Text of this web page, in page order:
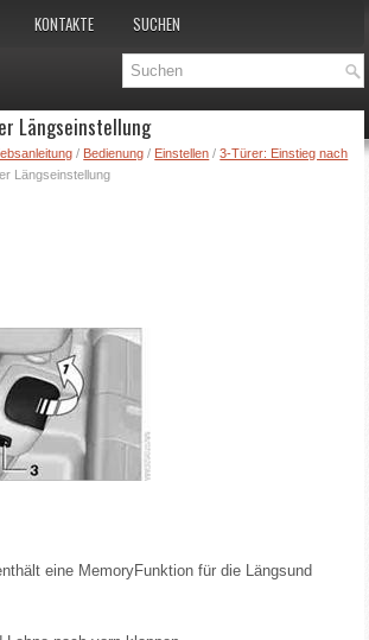
KONTAKTE SUCHEN
Längseinstellung
/ Bedienung / Einstellen /3-Türer: Einstieg nach
Längseinstellung
eine MemoryFunktion für die Längsund